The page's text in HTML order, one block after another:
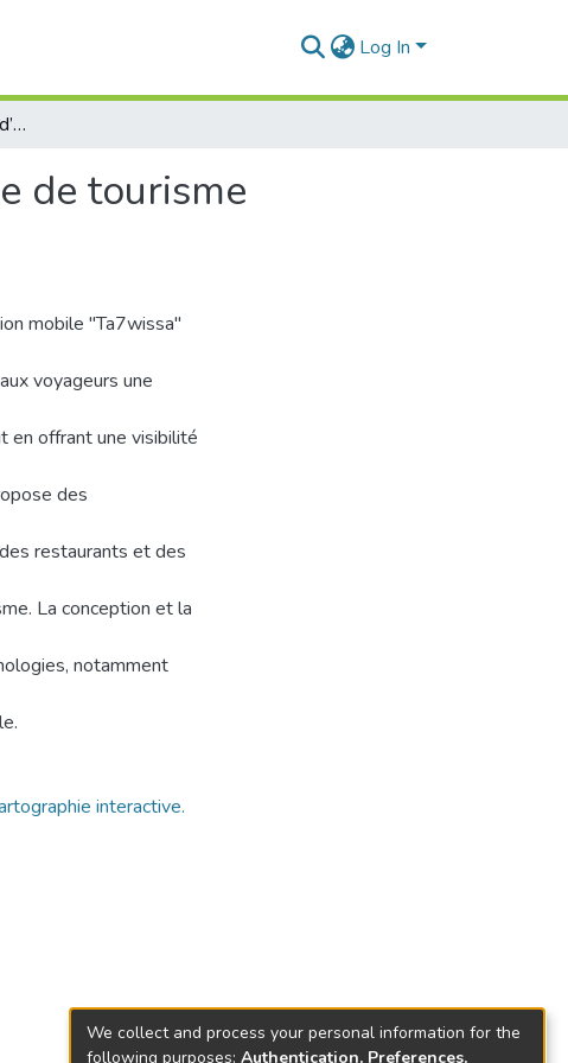
Log In
Conception et réalisation d’une application mobile de tourisme ”Ta7wissa”
de tourisme
mobile "Ta7wissa"
voyageurs une
en offrant une visibilité
des
restaurants et des
La conception et la
notamment
interactive.
We collect and process your personal information for the
following purposes: Authentication, Preferences,